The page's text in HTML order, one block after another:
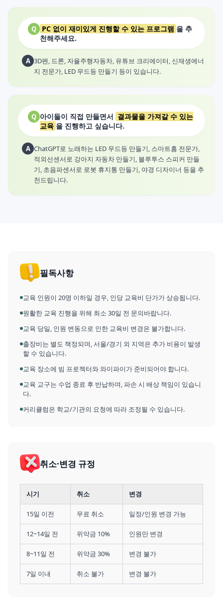
Q PC 없이 재미있게 진행할 수 있는 프로그램 을 추
천해주세요.
A 3D펜, 드론, 자율주행자동차, 유튜브 크리에이터, 신재생에너
지 전문가, LED 무드등 만들기 등이 있습니다.
Q 아이들이 직접 만들면서 결과물을 가져갈 수 있는
교육 을 진행하고 싶습니다.
A ChatGPT로 노래하는 LED 무드등 만들기, 스마트홈 전문가,
적외선센서로 강아지 자동차 만들기, 블루투스 스피커 만들
기, 초음파센서로 로봇 휴지통 만들기, 야경 디자이너 등을 추
천드립니다.
필독사항
교육 인원이 20명 이하일 경우, 인당 교육비 단가가 상승됩니다.
원활한 교육 진행을 위해 최소 30일 전 문의바랍니다.
교육 당일, 인원 변동으로 인한 교육비 변경은 불가합니다.
출장비는 별도 책정되며, 서울/경기 외 지역은 추가 비용이 발생
할 수 있습니다.
교육 장소에 빔 프로젝터와 와이파이가 준비되어야 합니다.
교육 교구는 수업 종료 후 반납하며, 파손 시 배상 책임이 있습니
다.
커리큘럼은 학교/기관의 요청에 따라 조정될 수 있습니다.
취소·변경 규정
시기 취소 변경
15일 이전 무료 취소 일정/인원 변경 가능
12~14일 전 위약금 10% 인원만 변경
8~11일 전 위약금 30% 변경 불가
7일 이내 취소 불가 변경 불가